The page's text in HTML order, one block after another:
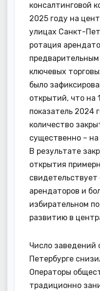
консалтинговой
2025 году на
улицах Санкт-
ротация
ключевых
было
открытий, что на
показатель 2024
количество
существенно – на
В результате
открытия
арендаторов и
избирательном
развитию в
Число заведений
Петербурге
Операторы
традиционно